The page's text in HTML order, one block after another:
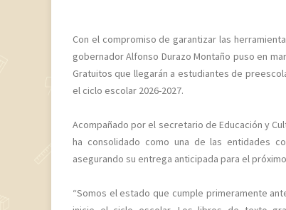
Con el compromiso de garantizar las
gobernador Alfonso Durazo Montaño puso en
Gratuitos que llegarán a estudiantes de
el ciclo escolar 2026-2027.
Acompañado por el secretario de Educación y
ha consolidado como una de las entidades
asegurando su entrega anticipada para el
“Somos el estado que cumple primeramente